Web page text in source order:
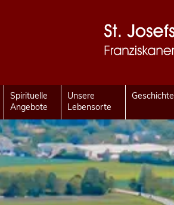
Spirituelle
Angebote
Unsere
Lebensorte
Geschichte